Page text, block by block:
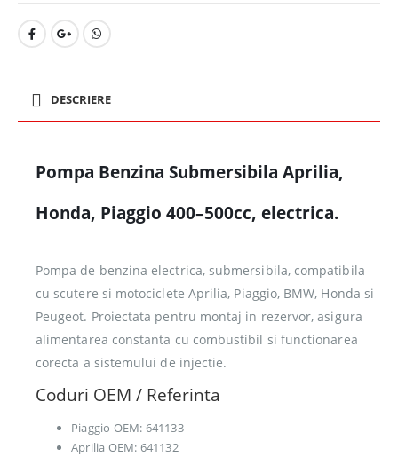
DESCRIERE
Pompa Benzina Submersibila Aprilia,
Honda, Piaggio 400–500cc, electrica.
Pompa de benzina electrica, submersibila, compatibila
cu scutere si motociclete Aprilia, Piaggio, BMW, Honda si
Peugeot. Proiectata pentru montaj in rezervor, asigura
alimentarea constanta cu combustibil si functionarea
corecta a sistemului de injectie.
Coduri OEM / Referinta
Piaggio OEM: 641133
Aprilia OEM: 641132